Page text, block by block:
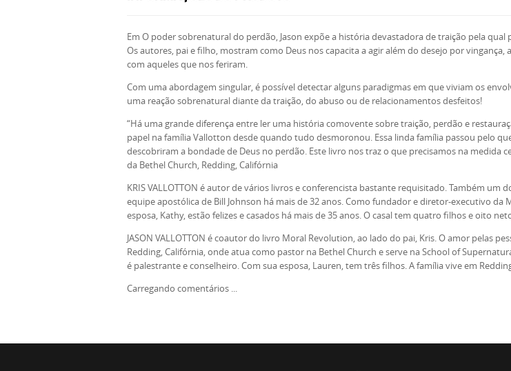
Em O poder sobrenatural do perdão, Jason expõe a história devastadora de traição pela
Os autores, pai e filho, mostram como Deus nos capacita a agir além do desejo por
com aqueles que nos feriram.
Com uma abordagem singular, é possível detectar alguns paradigmas em que viviam os
uma reação sobrenatural diante da traição, do abuso ou de relacionamentos desfeitos!
“Há uma grande diferença entre ler uma história comovente sobre traição, perdão e
papel na família Vallotton desde quando tudo desmoronou. Essa linda família passou pelo
descobriram a bondade de Deus no perdão. Este livro nos traz o que precisamos na
da Bethel Church, Redding, Califórnia
KRIS VALLOTTON é autor de vários livros e conferencista bastante requisitado. Também
equipe apostólica de Bill Johnson há mais de 32 anos. Como fundador e diretor-executivo
esposa, Kathy, estão felizes e casados há mais de 35 anos. O casal tem quatro filhos e oito
JASON VALLOTTON é coautor do livro Moral Revolution, ao lado do pai, Kris. O amor pelas
Redding, Califórnia, onde atua como pastor na Bethel Church e serve na School of
é palestrante e conselheiro. Com sua esposa, Lauren, tem três filhos. A família vive em
Carregando comentários ...